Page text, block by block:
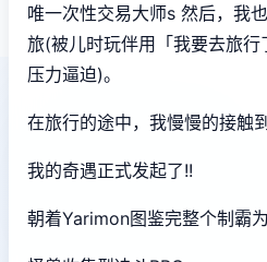
唯一次性交易大师s 然后，我
旅(被儿时玩伴用「我要去旅
压力逼迫)。
在旅行的途中，我慢慢的接触
我的奇遇正式发起了!!
朝着Yarimon图鉴完整个制霸